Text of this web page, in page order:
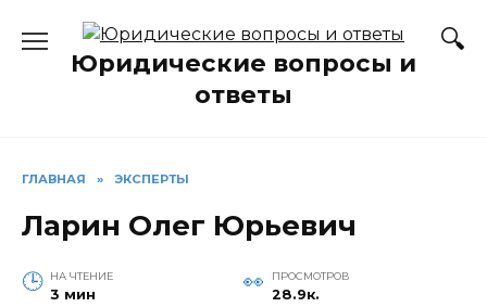
содержаниюЮридические вопросы и
ответы
ГЛАВНАЯ » ЭКСПЕРТЫ
Ларин Олег Юрьевич
НА ЧТЕНИЕ
3 мин
ПРОСМОТРОВ
28.9к.